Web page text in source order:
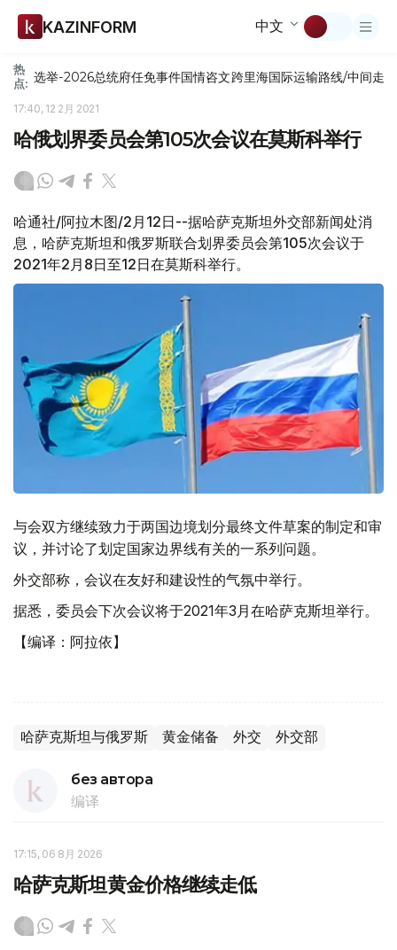
KAZINFORM 中文
热
点: 选举-2026总统府任免事件国情咨文跨里海国际运输路线/中间走廊
17:40, 12 2月 2021
哈俄划界委员会第105次会议在莫斯科举行
哈通社/阿拉木图/2月12日--据哈萨克斯坦外交部新闻处消
息，哈萨克斯坦和俄罗斯联合划界委员会第105次会议于
2021年2月8日至12日在莫斯科举行。
与会双方继续致力于两国边境划分最终文件草案的制定和审
议，并讨论了划定国家边界线有关的一系列问题。
外交部称，会议在友好和建设性的气氛中举行。
据悉，委员会下次会议将于2021年3月在哈萨克斯坦举行。
【编译：阿拉依】
哈萨克斯坦与俄罗斯 黄金储备 外交 外交部
без автора
编译
17:15, 06 8月 2026
哈萨克斯坦黄金价格继续走低